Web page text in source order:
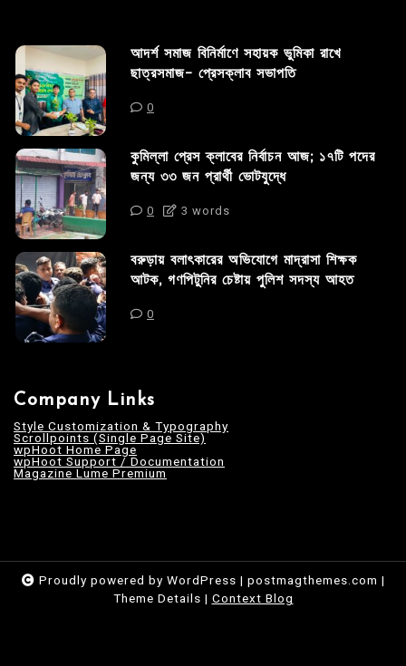
আদর্শ সমাজ বিনির্মাণে সহায়ক ভুমিকা রাখে
ছাত্রসমাজ- প্রেসক্লাব সভাপতি
0
কুমিল্লা প্রেস ক্লাবের নির্বাচন আজ; ১৭টি পদের
জন্য ৩৩ জন প্রার্থী ভোটযুদ্ধে
0 3 words
বরুড়ায় বলাৎকারের অভিযোগে মাদ্রাসা শিক্ষক
আটক, গণপিটুনির চেষ্টায় পুলিশ সদস্য আহত
0
Company Links
Style Customization & Typography
Scrollpoints (Single Page Site)
wpHoot Home Page
wpHoot Support / Documentation
Magazine Lume Premium
Proudly powered by WordPress | postmagthemes.com |
Theme Details | Context Blog